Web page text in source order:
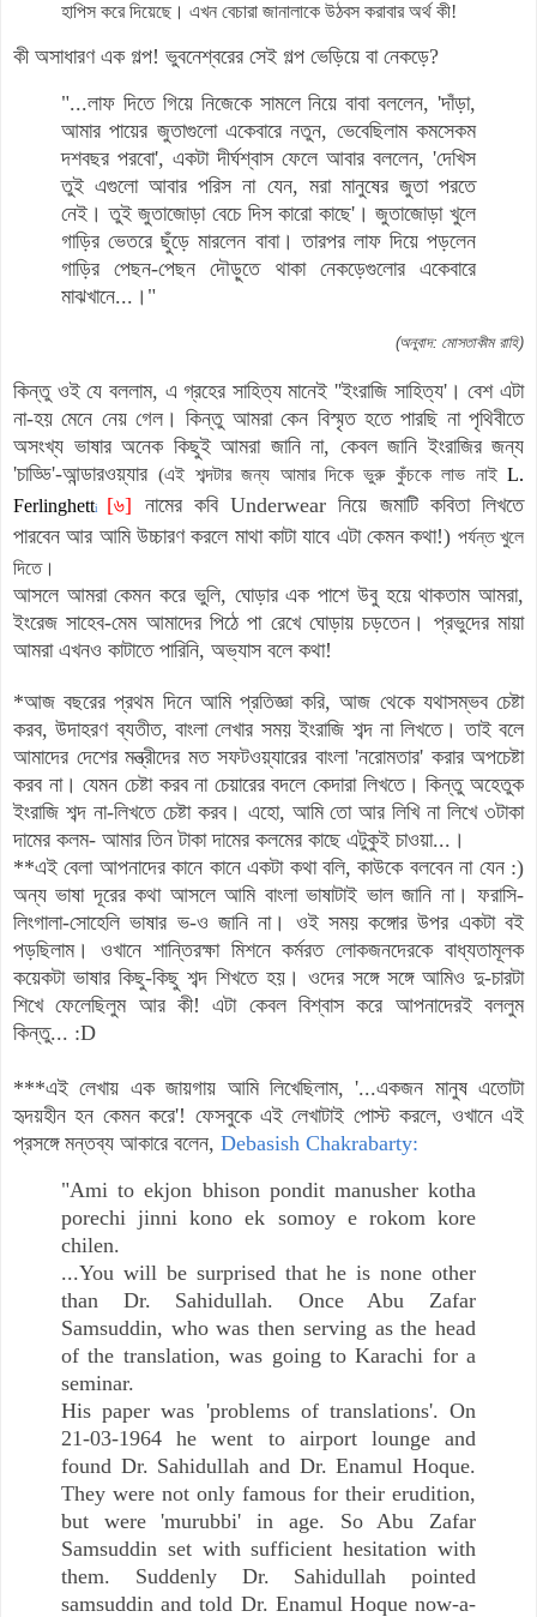
হাপিস করে দিয়েছে। এখন বেচারা জানালাকে উঠবস করাবার অর্থ কী!
কী অসাধারণ এক গল্প! ভুবনেশ্বরের সেই গল্প ভেড়িয়ে বা নেকড়ে?
"...লাফ দিতে গিয়ে নিজেকে সামলে নিয়ে বাবা বললেন, 'দাঁড়া,
আমার পায়ের জুতাগুলো একেবারে নতুন, ভেবেছিলাম কমসেকম
দশবছর পরবো', একটা দীর্ঘশ্বাস ফেলে আবার বললেন, 'দেখিস
তুই এগুলো আবার পরিস না যেন, মরা মানুষের জুতা পরতে
নেই। তুই জুতাজোড়া বেচে দিস কারো কাছে'। জুতাজোড়া খুলে
গাড়ির ভেতরে ছুঁড়ে মারলেন বাবা। তারপর লাফ দিয়ে পড়লেন
গাড়ির পেছন-পেছন দৌড়ুতে থাকা নেকড়েগুলোর একেবারে
মাঝখানে...।"
(অনুবাদ: মোসতাকীম রাহি)
কিন্তু ওই যে বললাম, এ গ্রহের সাহিত্য মানেই ''ইংরাজি সাহিত্য'। বেশ এটা
না-হয় মেনে নেয় গেল। কিন্তু আমরা কেন বিস্মৃত হতে পারছি না পৃথিবীতে
অসংখ্য ভাষার অনেক কিছুই আমরা জানি না, কেবল জানি ইংরাজির জন্য
'চাড্ডি'-আন্ডারওয়্যার(এই শব্দটার জন্য আমার দিকে ভুরু কুঁচকে লাভ নাইL.
Ferlinghetti [৬] নামের কবি Underwear নিয়ে জমাটি কবিতা লিখতে
পারবেন আর আমি উচ্চারণ করলে মাথা কাটা যাবে এটা কেমন কথা!) পর্যন্ত খুলে
দিতে।
আসলে আমরা কেমন করে ভুলি, ঘোড়ার এক পাশে উবু হয়ে থাকতাম আমরা,
ইংরেজ সাহেব-মেম আমাদের পিঠে পা রেখে ঘোড়ায় চড়তেন। প্রভুদের মায়া
আমরা এখনও কাটাতে পারিনি, অভ্যাস বলে কথা!
*আজ বছরের প্রথম দিনে আমি প্রতিজ্ঞা করি, আজ থেকে যথাসম্ভব চেষ্টা
করব, উদাহরণ ব্যতীত, বাংলা লেখার সময় ইংরাজি শব্দ না লিখতে। তাই বলে
আমাদের দেশের মন্ত্রীদের মত সফটওয়্যারের বাংলা 'নরোমতার' করার অপচেষ্টা
করব না। যেমন চেষ্টা করব না চেয়ারের বদলে কেদারা লিখতে। কিন্তু অহেতুক
ইংরাজি শব্দ না-লিখতে চেষ্টা করব। এহো, আমি তো আর লিখি না লিখে ৩টাকা
দামের কলম- আমার তিন টাকা দামের কলমের কাছে এটুকুই চাওয়া...।
**এই বেলা আপনাদের কানে কানে একটা কথা বলি, কাউকে বলবেন না যেন :)
অন্য ভাষা দূরের কথা আসলে আমি বাংলা ভাষাটাই ভাল জানি না। ফরাসি-
লিংগালা-সোহেলি ভাষার ভ-ও জানি না। ওই সময় কঙ্গোর উপর একটা বই
পড়ছিলাম। ওখানে শান্তিরক্ষা মিশনে কর্মরত লোকজনদেরকে বাধ্যতামূলক
কয়েকটা ভাষার কিছু-কিছু শব্দ শিখতে হয়। ওদের সঙ্গে সঙ্গে আমিও দু-চারটা
শিখে ফেলেছিলুম আর কী! এটা কেবল বিশ্বাস করে আপনাদেরই বললুম
কিন্তু... :D
***এই লেখায় এক জায়গায় আমি লিখেছিলাম, '...একজন মানুষ এতোটা
হৃদয়হীন হন কেমন করে'! ফেসবুকে এই লেখাটাই পোস্ট করলে, ওখানে এই
প্রসঙ্গে মন্তব্য আকারে বলেন, Debasish Chakrabarty:
"Ami to ekjon bhison pondit manusher kotha
porechi jinni kono ek somoy e rokom kore
chilen.
...You will be surprised that he is none other
than Dr. Sahidullah. Once Abu Zafar
Samsuddin, who was then serving as the head
of the translation, was going to Karachi for a
seminar.
His paper was 'problems of translations'. On
21-03-1964 he went to airport lounge and
found Dr. Sahidullah and Dr. Enamul Hoque.
They were not only famous for their erudition,
but were 'murubbi' in age. So Abu Zafar
Samsuddin set with sufficient hesitation with
them. Suddenly Dr. Sahidullah pointed
samsuddin and told Dr. Enamul Hoque now-a-